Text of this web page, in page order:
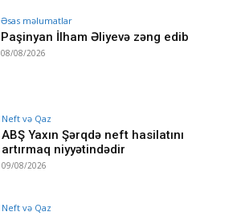
Əsas məlumatlar
Paşinyan İlham Əliyevə zəng edib
08/08/2026
Neft və Qaz
ABŞ Yaxın Şərqdə neft hasilatını
artırmaq niyyətindədir
09/08/2026
Neft və Qaz